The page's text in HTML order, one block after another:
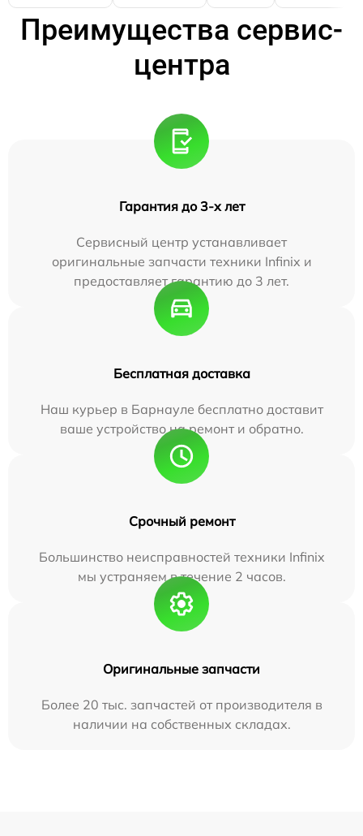
Преимущества сервис-
центра
Гарантия до 3-х лет
Сервисный центр устанавливает
оригинальные запчасти техники Infinix и
предоставляет гарантию до 3 лет.
Бесплатная доставка
Наш курьер в Барнауле бесплатно доставит
ваше устройство на ремонт и обратно.
Срочный ремонт
Большинство неисправностей техники Infinix
мы устраняем в течение 2 часов.
Оригинальные запчасти
Более 20 тыс. запчастей от производителя в
наличии на собственных складах.